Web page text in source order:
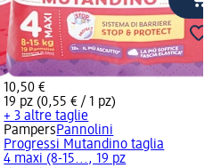
10,50 €
19 pz (0,55 € / 1 pz)
+ 3 altre taglie
PampersPannolini
Progressi Mutandino taglia
4 maxi (8-15..., 19 pz